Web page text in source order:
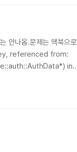
안나옴.문제는 맥북으로
referenced from:
in